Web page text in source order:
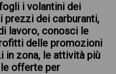
i volantini dei
prezzi dei carburanti,
lavoro, conosci le
delle promozioni
in zona, le attività più
offerte per